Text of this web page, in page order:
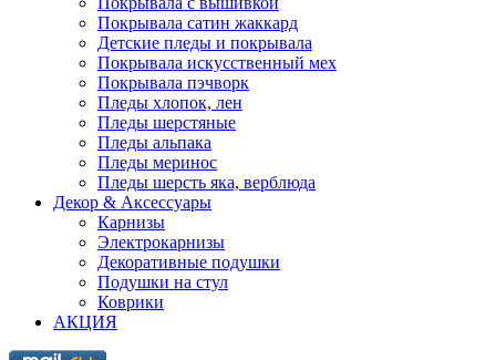
Покрывала сатин жаккард
Детские пледы и покрывала
Покрывала искусственный мех
Покрывала пэчворк
Пледы хлопок, лен
Пледы шерстяные
Пледы альпака
Пледы меринос
Пледы шерсть яка, верблюда
Декор & Аксессуары
Карнизы
Электрокарнизы
Декоративные подушки
Подушки на стул
Коврики
АКЦИЯ